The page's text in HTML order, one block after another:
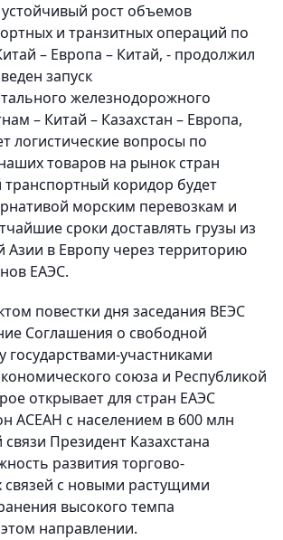
рост объемов
и транзитных операций по
– Европа – Китай, - продолжил
запуск
железнодорожного
– Китай – Казахстан – Европа,
логистические вопросы по
товаров на рынок стран
коридор будет
морским перевозкам и
сроки доставлять грузы из
Азии в Европу через территорию
ЕАЭС.
повестки дня заседания ВЕЭС
Соглашения о свободной
государствами-участниками
союза и Республикой
открывает для стран ЕАЭС
АСЕАН с населением в 600 млн
связи Президент Казахстана
развития торгово-
связей с новыми растущими
высокого темпа
направлении.